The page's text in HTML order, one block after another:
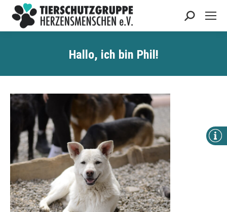
Search:
Hallo, ich bin Phil!